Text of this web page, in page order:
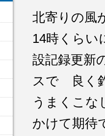
北寄りの
14時くら
設記録更
スで 良く
うまくこ
かけて期